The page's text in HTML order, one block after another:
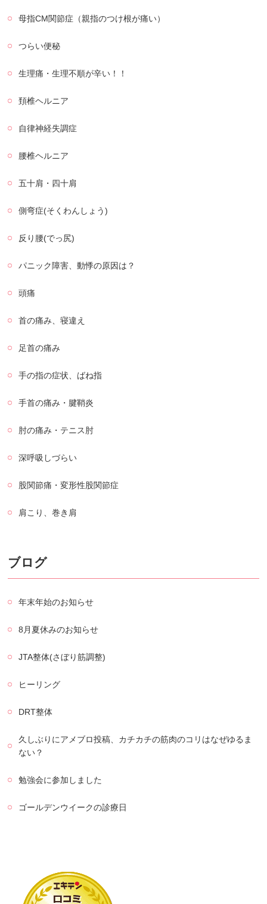
母指CM関節症（親指のつけ根が痛い）
つらい便秘
生理痛・生理不順が辛い！！
頚椎ヘルニア
自律神経失調症
腰椎ヘルニア
五十肩・四十肩
側弯症(そくわんしょう)
反り腰(でっ尻)
パニック障害、動悸の原因は？
頭痛
首の痛み、寝違え
足首の痛み
手の指の症状、ばね指
手首の痛み・腱鞘炎
肘の痛み・テニス肘
深呼吸しづらい
股関節痛・変形性股関節症
肩こり、巻き肩
ブログ
年末年始のお知らせ
8月夏休みのお知らせ
JTA整体(さぼり筋調整)
ヒーリング
DRT整体
久しぶりにアメブロ投稿、カチカチの筋肉のコリはなぜゆるま
ない？
勉強会に参加しました
ゴールデンウイークの診療日